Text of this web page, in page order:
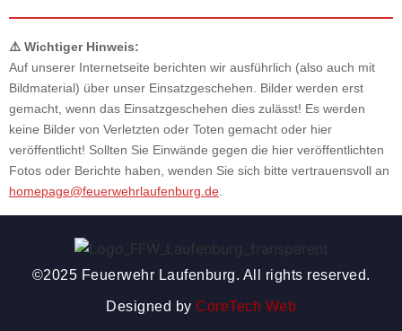
⚠️ Wichtiger Hinweis:
Auf unserer Internetseite berichten wir ausführlich (also auch mit
Bildmaterial) über unser Einsatzgeschehen. Bilder werden erst
gemacht, wenn das Einsatzgeschehen dies zulässt! Es werden
keine Bilder von Verletzten oder Toten gemacht oder hier
veröffentlicht! Sollten Sie Einwände gegen die hier veröffentlichten
Fotos oder Berichte haben, wenden Sie sich bitte vertrauensvoll an
homepage@feuerwehrlaufenburg.de.
©2025 Feuerwehr Laufenburg. All rights reserved.
Designed by CoreTech Web